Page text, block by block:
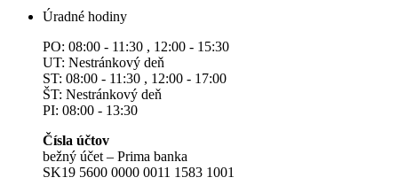
Úradné hodiny
PO: 08:00 - 11:30 , 12:00 - 15:30
UT: Nestránkový deň
ST: 08:00 - 11:30 , 12:00 - 17:00
ŠT: Nestránkový deň
PI: 08:00 - 13:30
Čísla účtov
bežný účet – Prima banka
SK19 5600 0000 0011 1583 1001